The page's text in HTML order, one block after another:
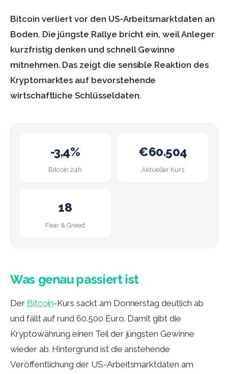
Bitcoin verliert vor den US-Arbeitsmarktdaten an
Boden. Die jüngste Rallye bricht ein, weil Anleger
kurzfristig denken und schnell Gewinne
mitnehmen. Das zeigt die sensible Reaktion des
Kryptomarktes auf bevorstehende
wirtschaftliche Schlüsseldaten.
-3,4%
Bitcoin 24h
€60.504
Aktueller Kurs
18
Fear & Greed
Was genau passiert ist
Der Bitcoin-Kurs sackt am Donnerstag deutlich ab
und fällt auf rund 60.500 Euro. Damit gibt die
Kryptowährung einen Teil der jüngsten Gewinne
wieder ab. Hintergrund ist die anstehende
Veröffentlichung der US-Arbeitsmarktdaten am